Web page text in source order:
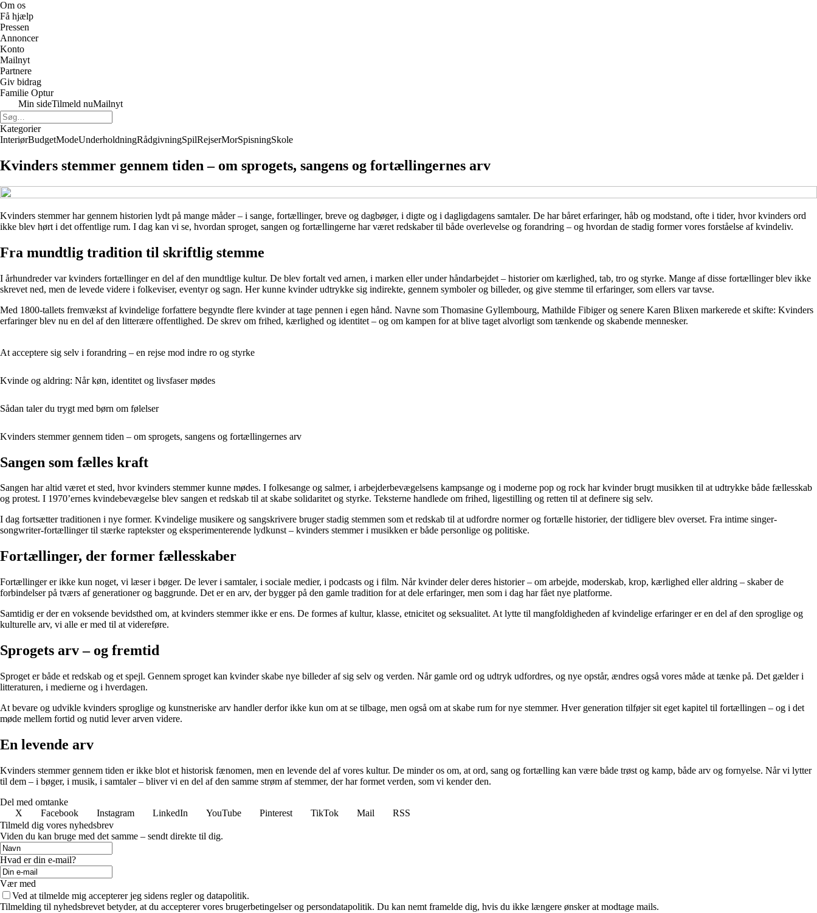
Om os
Få hjælp
Pressen
Annoncer
Konto
Mailnyt
Partnere
Giv bidrag
Familie Optur
Min sideTilmeld nuMailnyt
Kategorier
InteriørBudgetModeUnderholdningRådgivningSpilRejserMorSpisningSkole
Kvinders stemmer gennem tiden – om sprogets, sangens og fortællingernes arv
Kvinders stemmer har gennem historien lydt på mange måder – i sange, fortællinger, breve og dagbøger, i digte og i dagligdagens samtaler. De har båret erfaringer, håb og modstand, ofte i tider, hvor kvinders ord
ikke blev hørt i det offentlige rum. I dag kan vi se, hvordan sproget, sangen og fortællingerne har været redskaber til både overlevelse og forandring – og hvordan de stadig former vores forståelse af kvindeliv.
Fra mundtlig tradition til skriftlig stemme
I århundreder var kvinders fortællinger en del af den mundtlige kultur. De blev fortalt ved arnen, i marken eller under håndarbejdet – historier om kærlighed, tab, tro og styrke. Mange af disse fortællinger blev ikke
skrevet ned, men de levede videre i folkeviser, eventyr og sagn. Her kunne kvinder udtrykke sig indirekte, gennem symboler og billeder, og give stemme til erfaringer, som ellers var tavse.
Med 1800-tallets fremvækst af kvindelige forfattere begyndte flere kvinder at tage pennen i egen hånd. Navne som Thomasine Gyllembourg, Mathilde Fibiger og senere Karen Blixen markerede et skifte: Kvinders
erfaringer blev nu en del af den litterære offentlighed. De skrev om frihed, kærlighed og identitet – og om kampen for at blive taget alvorligt som tænkende og skabende mennesker.
At acceptere sig selv i forandring – en rejse mod indre ro og styrke
Kvinde og aldring: Når køn, identitet og livsfaser mødes
Sådan taler du trygt med børn om følelser
Kvinders stemmer gennem tiden – om sprogets, sangens og fortællingernes arv
Sangen som fælles kraft
Sangen har altid været et sted, hvor kvinders stemmer kunne mødes. I folkesange og salmer, i arbejderbevægelsens kampsange og i moderne pop og rock har kvinder brugt musikken til at udtrykke både fællesskab
og protest. I 1970’ernes kvindebevægelse blev sangen et redskab til at skabe solidaritet og styrke. Teksterne handlede om frihed, ligestilling og retten til at definere sig selv.
I dag fortsætter traditionen i nye former. Kvindelige musikere og sangskrivere bruger stadig stemmen som et redskab til at udfordre normer og fortælle historier, der tidligere blev overset. Fra intime singer-
songwriter-fortællinger til stærke raptekster og eksperimenterende lydkunst – kvinders stemmer i musikken er både personlige og politiske.
Fortællinger, der former fællesskaber
Fortællinger er ikke kun noget, vi læser i bøger. De lever i samtaler, i sociale medier, i podcasts og i film. Når kvinder deler deres historier – om arbejde, moderskab, krop, kærlighed eller aldring – skaber de
forbindelser på tværs af generationer og baggrunde. Det er en arv, der bygger på den gamle tradition for at dele erfaringer, men som i dag har fået nye platforme.
Samtidig er der en voksende bevidsthed om, at kvinders stemmer ikke er ens. De formes af kultur, klasse, etnicitet og seksualitet. At lytte til mangfoldigheden af kvindelige erfaringer er en del af den sproglige og
kulturelle arv, vi alle er med til at videreføre.
Sprogets arv – og fremtid
Sproget er både et redskab og et spejl. Gennem sproget kan kvinder skabe nye billeder af sig selv og verden. Når gamle ord og udtryk udfordres, og nye opstår, ændres også vores måde at tænke på. Det gælder i
litteraturen, i medierne og i hverdagen.
At bevare og udvikle kvinders sproglige og kunstneriske arv handler derfor ikke kun om at se tilbage, men også om at skabe rum for nye stemmer. Hver generation tilføjer sit eget kapitel til fortællingen – og i det
møde mellem fortid og nutid lever arven videre.
En levende arv
Kvinders stemmer gennem tiden er ikke blot et historisk fænomen, men en levende del af vores kultur. De minder os om, at ord, sang og fortælling kan være både trøst og kamp, både arv og fornyelse. Når vi lytter
til dem – i bøger, i musik, i samtaler – bliver vi en del af den samme strøm af stemmer, der har formet verden, som vi kender den.
Del med omtanke
X
Facebook Instagram LinkedIn YouTube Pinterest TikTok Mail
RSS
Tilmeld dig vores nyhedsbrev
Viden du kan bruge med det samme – sendt direkte til dig.
Hvad er din e-mail?
Vær med
Ved at tilmelde mig accepterer jeg sidens regler og datapolitik.
Tilmelding til nyhedsbrevet betyder, at du accepterer vores brugerbetingelser og persondatapolitik. Du kan nemt framelde dig, hvis du ikke længere ønsker at modtage mails.